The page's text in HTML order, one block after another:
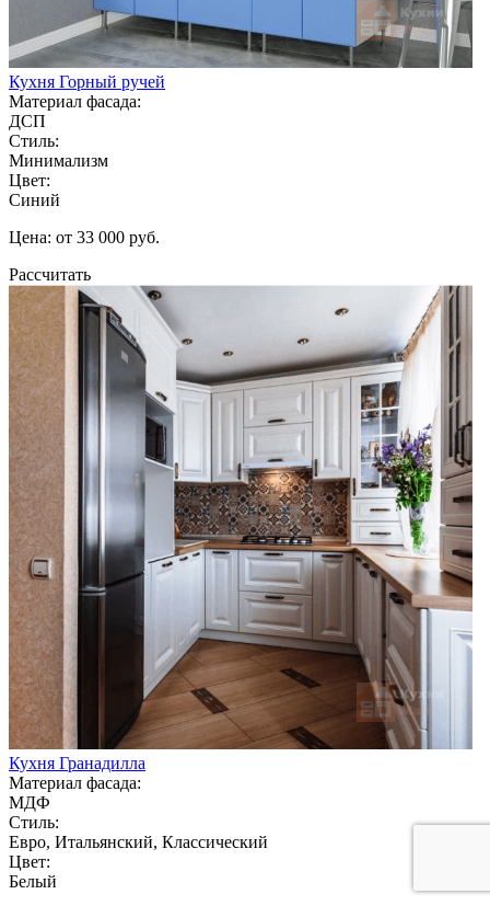
Кухня Горный ручей
Материал фасада:
ДСП
Стиль:
Минимализм
Цвет:
Синий
Цена: от 33 000 руб.
Рассчитать
Кухня Гранадилла
Материал фасада:
МДФ
Стиль:
Евро, Итальянский, Классический
Цвет:
Белый